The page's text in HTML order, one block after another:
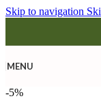
Skip to navigation
MENU
-5%